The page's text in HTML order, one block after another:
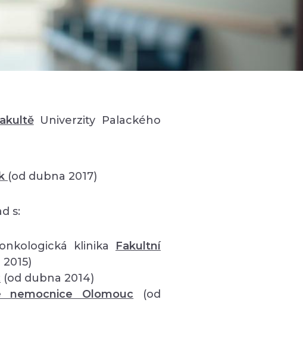
ltěUniverzity Palackého
(od dubna 2017)
s:
klinika Fakultní
(od dubna 2014)
nemocnice Olomouc (od